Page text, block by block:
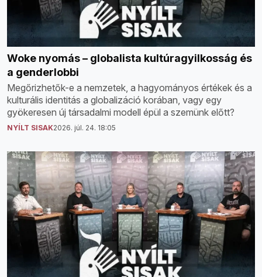
Woke nyomás – globalista kultúragyilkosság és
a genderlobbi
Megőrizhetők-e a nemzetek, a hagyományos értékek és a
kulturális identitás a globalizáció korában, vagy egy
gyökeresen új társadalmi modell épül a szemünk előtt?
NYÍLT SISAK2026. júl. 24. 18:05